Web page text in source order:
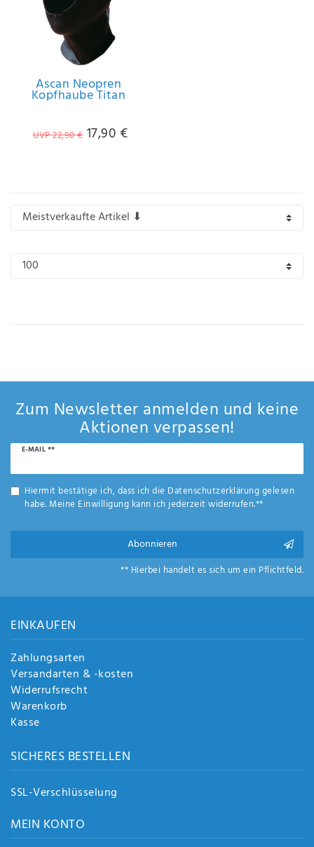
IHRE E-MAIL ADRESSE
ANMERKUNGEN UND FILTERWÜNSCHE
Daten­
gelesen
de
Ascan Neopren
Kopfhaube Titan
UVP 22,90 € 17,90 €
Zum Newsletter anmelden und keine
Aktionen verpassen!
E-MAIL **
Newsletter
Hiermit bestätige ich, dass ich die Daten­schutz­erklärunggelesen
habe. Meine Einwilligung kann ich jederzeit widerrufen.**
Abonnieren
** Hierbei handelt es sich um ein Pflichtfeld.
EINKAUFEN
Zahlungsarten
Versandarten & -kosten
Widerrufsrecht
Warenkorb
Kasse
SICHERES BESTELLEN
SSL-Verschlüsselung
MEIN KONTO